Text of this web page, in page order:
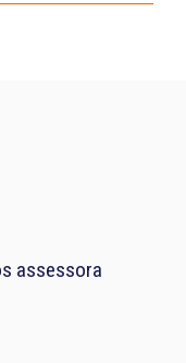
assessora